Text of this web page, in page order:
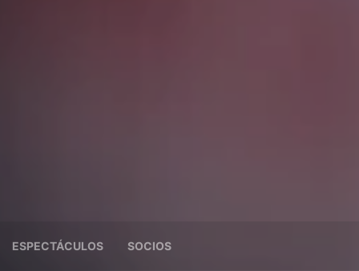
ESPECTÁCULOS SOCIOS